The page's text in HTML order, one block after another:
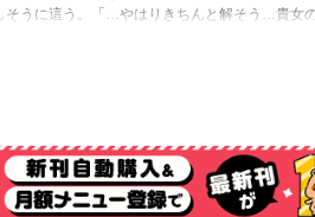
そうに這う。「…やはりきちんと解そう…貴女